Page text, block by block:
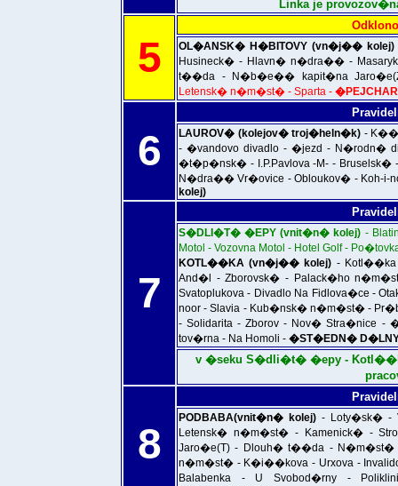
Linka je
5 OL�ANSK� H�BITOVY (vn�j�� kolej)
Husineck� - Hlavn� n�dra�� -
t��da - N�b�e�� kapit�na
Letensk� n�m�st� - Sparta -
6 LAUROV� (kolejov� troj�heln�k) -
- �vandovo divadlo - �jezd - N�rodn�
�t�p�nsk� - I.P.Pavlova -M- - Bruselsk� -
N�dra�� Vr�ovice - Obloukov� - Koh-i-
kolej)
7
S�DLI�T� �EPY (vnit�n� kolej) -
Motol - Vozovna Motol - Hotel Golf -
KOTL��KA (vn�j�� kolej) - Kotl��ka
And�l - Zborovsk� - Palack�ho
Svatoplukova - Divadlo Na Fidlova�ce -
noor - Slavia - Kub�nsk� n�m�st� -
- Solidarita - Zborov - Nov� Stra�nice
tov�rna - Na Homoli - �ST�EDN�
v �seku S�dli�t� �epy -
8
PODBABA(vnit�n� kolej) - Loty�sk� -
Letensk� n�m�st� - Kamenick� -
Jaro�e(T) - Dlouh� t��da - N�m�st�
n�m�st� - K�i��kova - Urxova -
Balabenka - U Svobod�rny -